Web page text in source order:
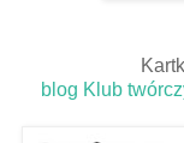
blog Klub